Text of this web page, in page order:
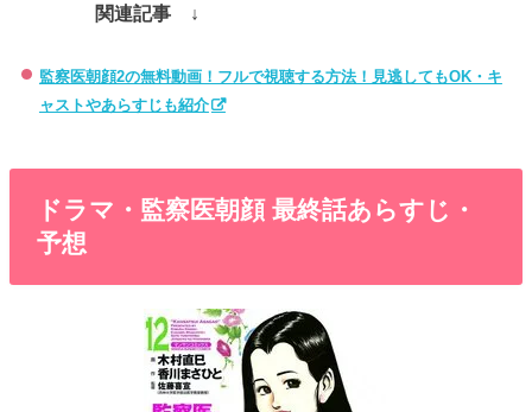
関連記事 ↓
監察医朝顔2の無料動画！フルで視聴する方法！見逃してもOK・キ
ャストやあらすじも紹介
ドラマ・監察医朝顔 最終話あらすじ・
予想